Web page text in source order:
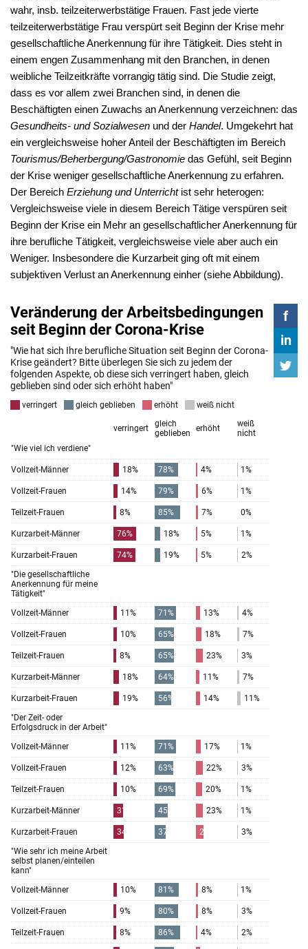
wahr, insb. teilzeiterwerbstätige Frauen. Fast jede vierte
teilzeiterwerbstätige Frau verspürt seit Beginn der Krise mehr
gesellschaftliche Anerkennung für ihre Tätigkeit. Dies steht in
einem engen Zusammenhang mit den Branchen, in denen
weibliche Teilzeitkräfte vorrangig tätig sind. Die Studie zeigt,
dass es vor allem zwei Branchen sind, in denen die
Beschäftigten einen Zuwachs an Anerkennung verzeichnen: das
Gesundheits- und Sozialwesen und der Handel. Umgekehrt hat
ein vergleichsweise hoher Anteil der Beschäftigten im Bereich
Tourismus/Beherbergung/Gastronomie das Gefühl, seit Beginn
der Krise weniger gesellschaftliche Anerkennung zu erfahren.
Der Bereich Erziehung und Unterrichtist sehr heterogen:
Vergleichsweise viele in diesem Bereich Tätige verspüren seit
Beginn der Krise ein Mehr an gesellschaftlicher Anerkennung für
ihre berufliche Tätigkeit, vergleichsweise viele aber auch ein
Weniger. Insbesondere die Kurzarbeit ging oft mit einem
subjektiven Verlust an Anerkennung einher (siehe Abbildung).